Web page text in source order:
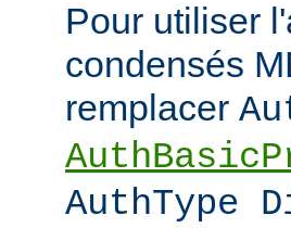
Pour utiliser
condensés
remplacer
AuthType